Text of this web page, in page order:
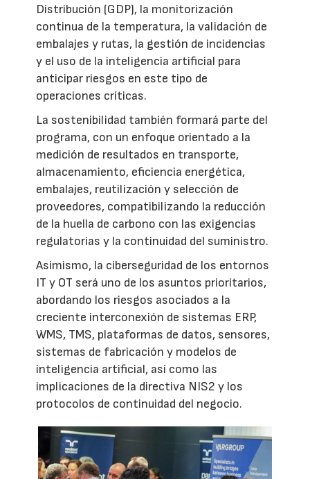
Distribución (GDP), la monitorización
continua de la temperatura, la validación de
embalajes y rutas, la gestión de incidencias
y el uso de la inteligencia artificial para
anticipar riesgos en este tipo de
operaciones críticas.
La sostenibilidad también formará parte del
programa, con un enfoque orientado a la
medición de resultados en transporte,
almacenamiento, eficiencia energética,
embalajes, reutilización y selección de
proveedores, compatibilizando la reducción
de la huella de carbono con las exigencias
regulatorias y la continuidad del suministro.
Asimismo, la ciberseguridad de los entornos
IT y OT será uno de los asuntos prioritarios,
abordando los riesgos asociados a la
creciente interconexión de sistemas ERP,
WMS, TMS, plataformas de datos, sensores,
sistemas de fabricación y modelos de
inteligencia artificial, así como las
implicaciones de la directiva NIS2 y los
protocolos de continuidad del negocio.